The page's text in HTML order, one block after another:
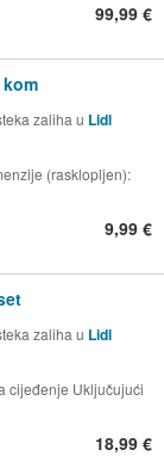
99,99 €
zaliha u Lidl
(rasklopljen):
9,99 €
zaliha u Lidl
cijeđenje Uključujući
18,99 €